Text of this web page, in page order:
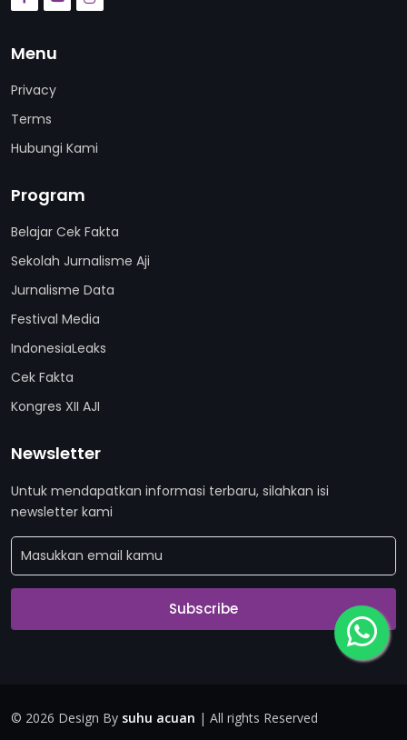
Menu
Privacy
Terms
Hubungi Kami
Program
Belajar Cek Fakta
Sekolah Jurnalisme Aji
Jurnalisme Data
Festival Media
IndonesiaLeaks
Cek Fakta
Kongres XII AJI
Newsletter
Untuk mendapatkan informasi terbaru, silahkan isi
newsletter kami
Subscribe
© 2026 Design By suhu acuan | All rights Reserved